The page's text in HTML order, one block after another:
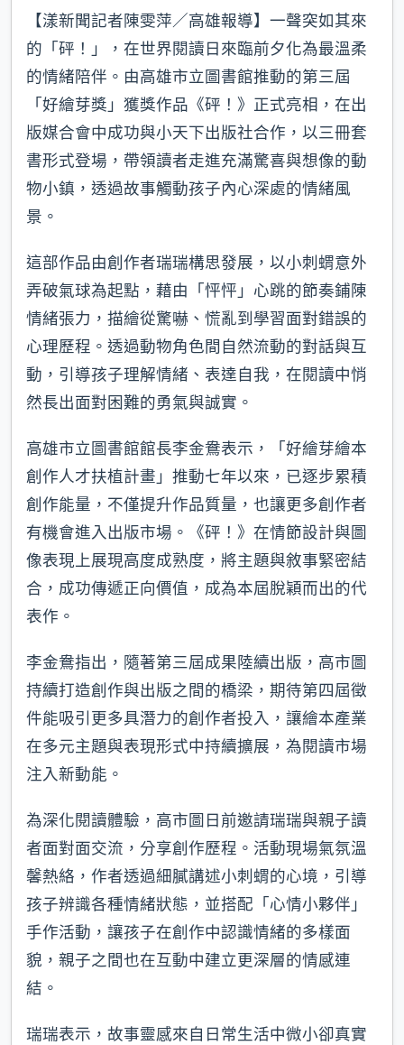
【漾新聞記者陳雯萍／高雄報導】一聲突如其來
的「砰！」，在世界閱讀日來臨前夕化為最溫柔
的情緒陪伴。由高雄市立圖書館推動的第三屆
「好繪芽獎」獲獎作品《砰！》正式亮相，在出
版媒合會中成功與小天下出版社合作，以三冊套
書形式登場，帶領讀者走進充滿驚喜與想像的動
物小鎮，透過故事觸動孩子內心深處的情緒風
景。
這部作品由創作者瑞瑞構思發展，以小刺蝟意外
弄破氣球為起點，藉由「怦怦」心跳的節奏鋪陳
情緒張力，描繪從驚嚇、慌亂到學習面對錯誤的
心理歷程。透過動物角色間自然流動的對話與互
動，引導孩子理解情緒、表達自我，在閱讀中悄
然長出面對困難的勇氣與誠實。
高雄市立圖書館館長李金鴦表示，「好繪芽繪本
創作人才扶植計畫」推動七年以來，已逐步累積
創作能量，不僅提升作品質量，也讓更多創作者
有機會進入出版市場。《砰！》在情節設計與圖
像表現上展現高度成熟度，將主題與敘事緊密結
合，成功傳遞正向價值，成為本屆脫穎而出的代
表作。
李金鴦指出，隨著第三屆成果陸續出版，高市圖
持續打造創作與出版之間的橋梁，期待第四屆徵
件能吸引更多具潛力的創作者投入，讓繪本產業
在多元主題與表現形式中持續擴展，為閱讀市場
注入新動能。
為深化閱讀體驗，高市圖日前邀請瑞瑞與親子讀
者面對面交流，分享創作歷程。活動現場氣氛溫
馨熱絡，作者透過細膩講述小刺蝟的心境，引導
孩子辨識各種情緒狀態，並搭配「心情小夥伴」
手作活動，讓孩子在創作中認識情緒的多樣面
貌，親子之間也在互動中建立更深層的情感連
結。
瑞瑞表示，故事靈感來自日常生活中微小卻真實